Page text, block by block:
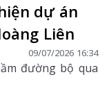
dự án
Liên
09/07/2026 16:34
đường bộ qua